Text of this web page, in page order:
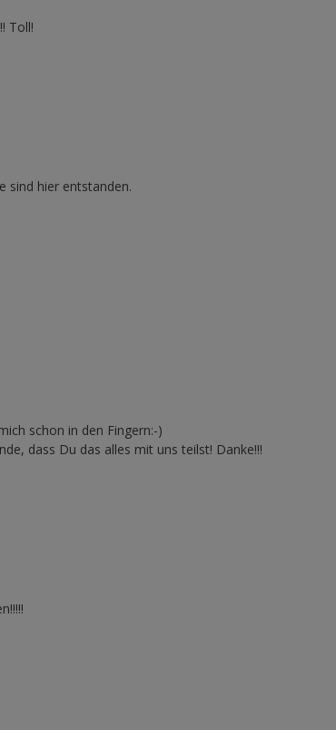
Toll!
sind hier entstanden.
schon in den Fingern:-)
dass Du das alles mit uns teilst! Danke!!!